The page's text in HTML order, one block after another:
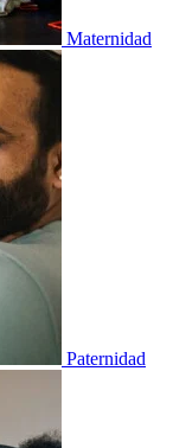
Maternidad
Paternidad